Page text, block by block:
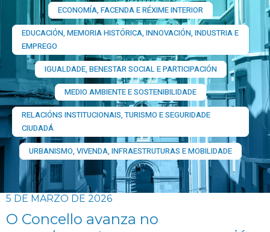
ECONOMÍA, FACENDA E RÉXIME INTERIOR
EDUCACIÓN, MEMORIA HISTÓRICA, INNOVACIÓN, INDUSTRIA E
EMPREGO
IGUALDADE, BENESTAR SOCIAL E PARTICIPACIÓN
MEDIO AMBIENTE E SOSTENIBILIDADE
RELACIÓNS INSTITUCIONAIS, TURISMO E SEGURIDADE
CIUDADÁ
URBANISMO, VIVENDA, INFRAESTRUTURAS E MOBILIDADE
5 DE MARZO DE 2026
O Concello avanza no